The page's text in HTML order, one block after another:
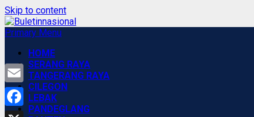
Skip to content
Primary Menu
HOME
SERANG RAYA
TANGERANG RAYA
CILEGON
LEBAK
PANDEGLANG
Email